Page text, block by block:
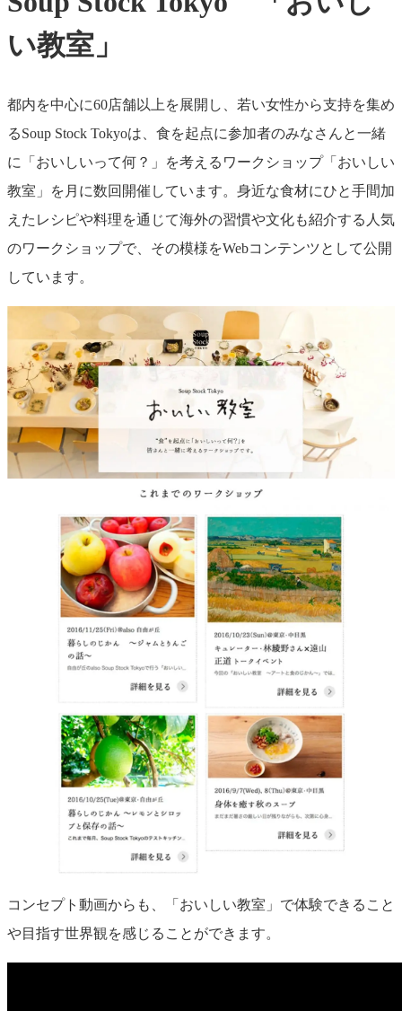
い教室」
都内を中心に60店舗以上を展開し、若い女性から支持を集め
るSoup Stock Tokyoは、食を起点に参加者のみなさんと一緒
に「おいしいって何？」を考えるワークショップ「おいしい
教室」を月に数回開催しています。身近な食材にひと手間加
えたレシピや料理を通じて海外の習慣や文化も紹介する人気
のワークショップで、その模様をWebコンテンツとして公開
しています。
コンセプト動画からも、「おいしい教室」で体験できること
や目指す世界観を感じることができます。